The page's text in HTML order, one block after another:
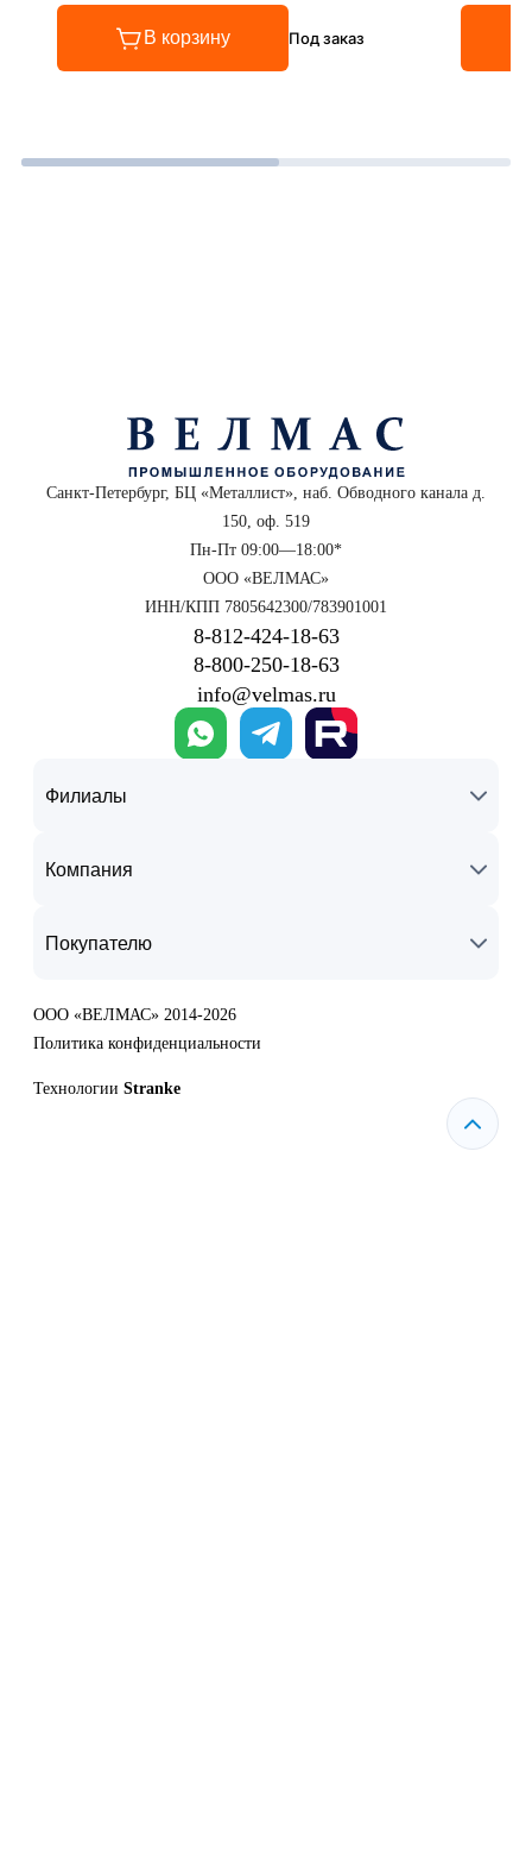
В корзину Под заказ
Санкт-Петербург, БЦ «Металлист», наб. Обводного канала д.
150, оф. 519
Пн-Пт 09:00—18:00*
ООО «ВЕЛМАС»
ИНН/КПП 7805642300/783901001
8‑812‑424‑18‑63
8‑800‑250‑18‑63
info@velmas.ru
Филиалы
Компания
Покупателю
ООО «ВЕЛМАС» 2014-2026
Политика конфиденциальности
Технологии Stranke